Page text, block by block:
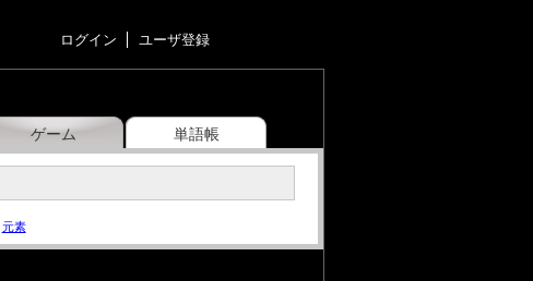
ログイン ユーザ登録
ゲーム 単語帳
元素